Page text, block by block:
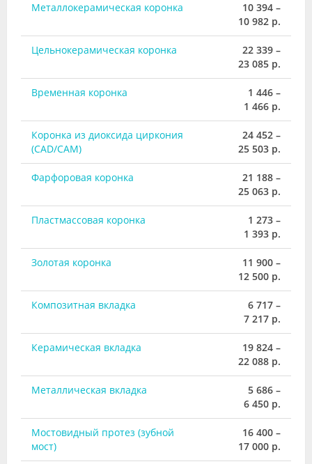
Металлокерамическая коронка
10 394 –
10 982 р.
Цельнокерамическая коронка
22 339 –
23 085 р.
Временная коронка
1 446 –
1 466 р.
Коронка из диоксида циркония
(CAD/CAM)
24 452 –
25 503 р.
Фарфоровая коронка
21 188 –
25 063 р.
Пластмассовая коронка
1 273 –
1 393 р.
Золотая коронка
11 900 –
12 500 р.
Композитная вкладка
6 717 –
7 217 р.
Керамическая вкладка
19 824 –
22 088 р.
Металлическая вкладка
5 686 –
6 450 р.
Мостовидный протез (зубной
мост)
16 400 –
17 000 р.